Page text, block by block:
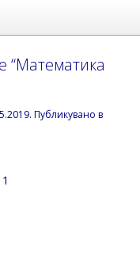
“Математика
. Публикувано в